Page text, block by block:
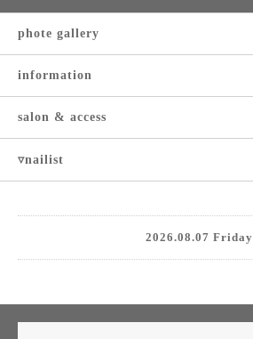
phote gallery
information
salon & access
▿nailist
2026.08.07 Friday